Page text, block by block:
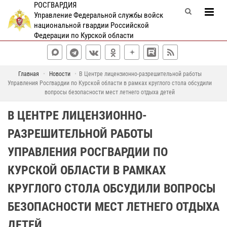
РОСГВАРДИЯ
Управление Федеральной службы войск
национальной гвардии Российской
Федерации по Курской области
Главная Новости
В Центре лицензионно-разрешительной работы
Управления Росгвардии по Курской области в рамках круглого стола обсудили
вопросы безопасности мест летнего отдыха детей
В ЦЕНТРЕ ЛИЦЕНЗИОННО-
РАЗРЕШИТЕЛЬНОЙ РАБОТЫ
УПРАВЛЕНИЯ РОСГВАРДИИ ПО
КУРСКОЙ ОБЛАСТИ В РАМКАХ
КРУГЛОГО СТОЛА ОБСУДИЛИ ВОПРОСЫ
БЕЗОПАСНОСТИ МЕСТ ЛЕТНЕГО ОТДЫХА